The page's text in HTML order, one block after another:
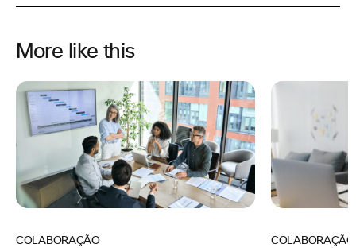
More like this
COLABORAÇÃO COLABORAÇÃO